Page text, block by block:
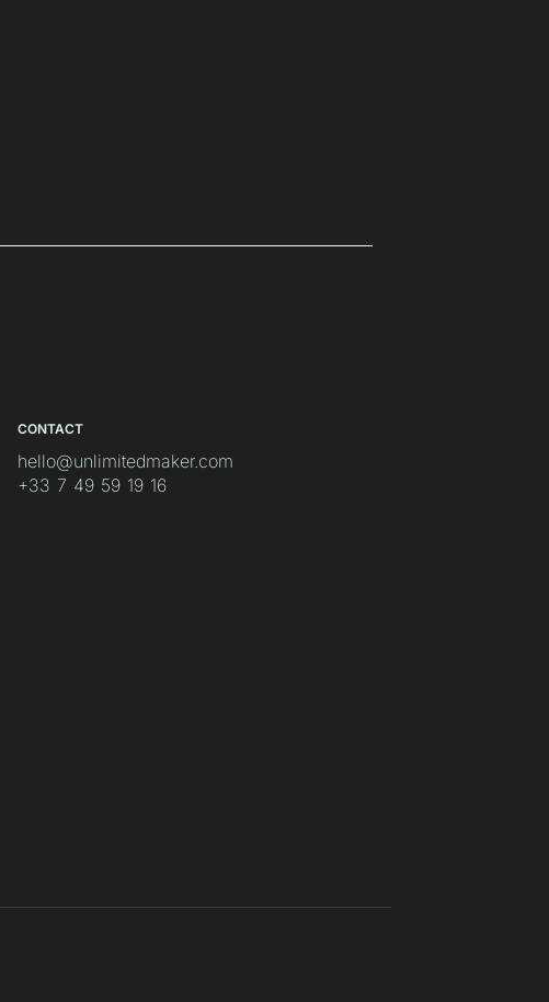
CONTACT
hello@unlimitedmaker.com
‭+33 7 49 59 19 16‬